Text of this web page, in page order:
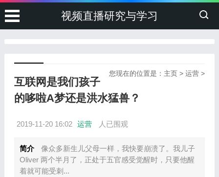
视频直播研究与学习
您现在的位置是： 主页 >运营 >
互联网是我们孩子
的哆啦A梦还是洪水猛兽？
2019-11-20 16:02 运营 人已围观
简介
像众多新生儿父母一样，我快要崩溃了。我儿子
Oliver 两个半月了，正处于五官感受觉醒时，只要他醒
着就可能受刺...